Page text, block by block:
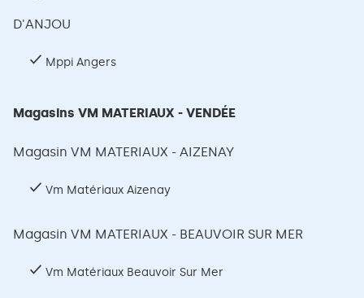
D'ANJOU
Mppi Angers
Magasins VM MATERIAUX - VENDÉE
Magasin VM MATERIAUX - AIZENAY
Vm Matériaux Aizenay
Magasin VM MATERIAUX - BEAUVOIR SUR MER
Vm Matériaux Beauvoir Sur Mer